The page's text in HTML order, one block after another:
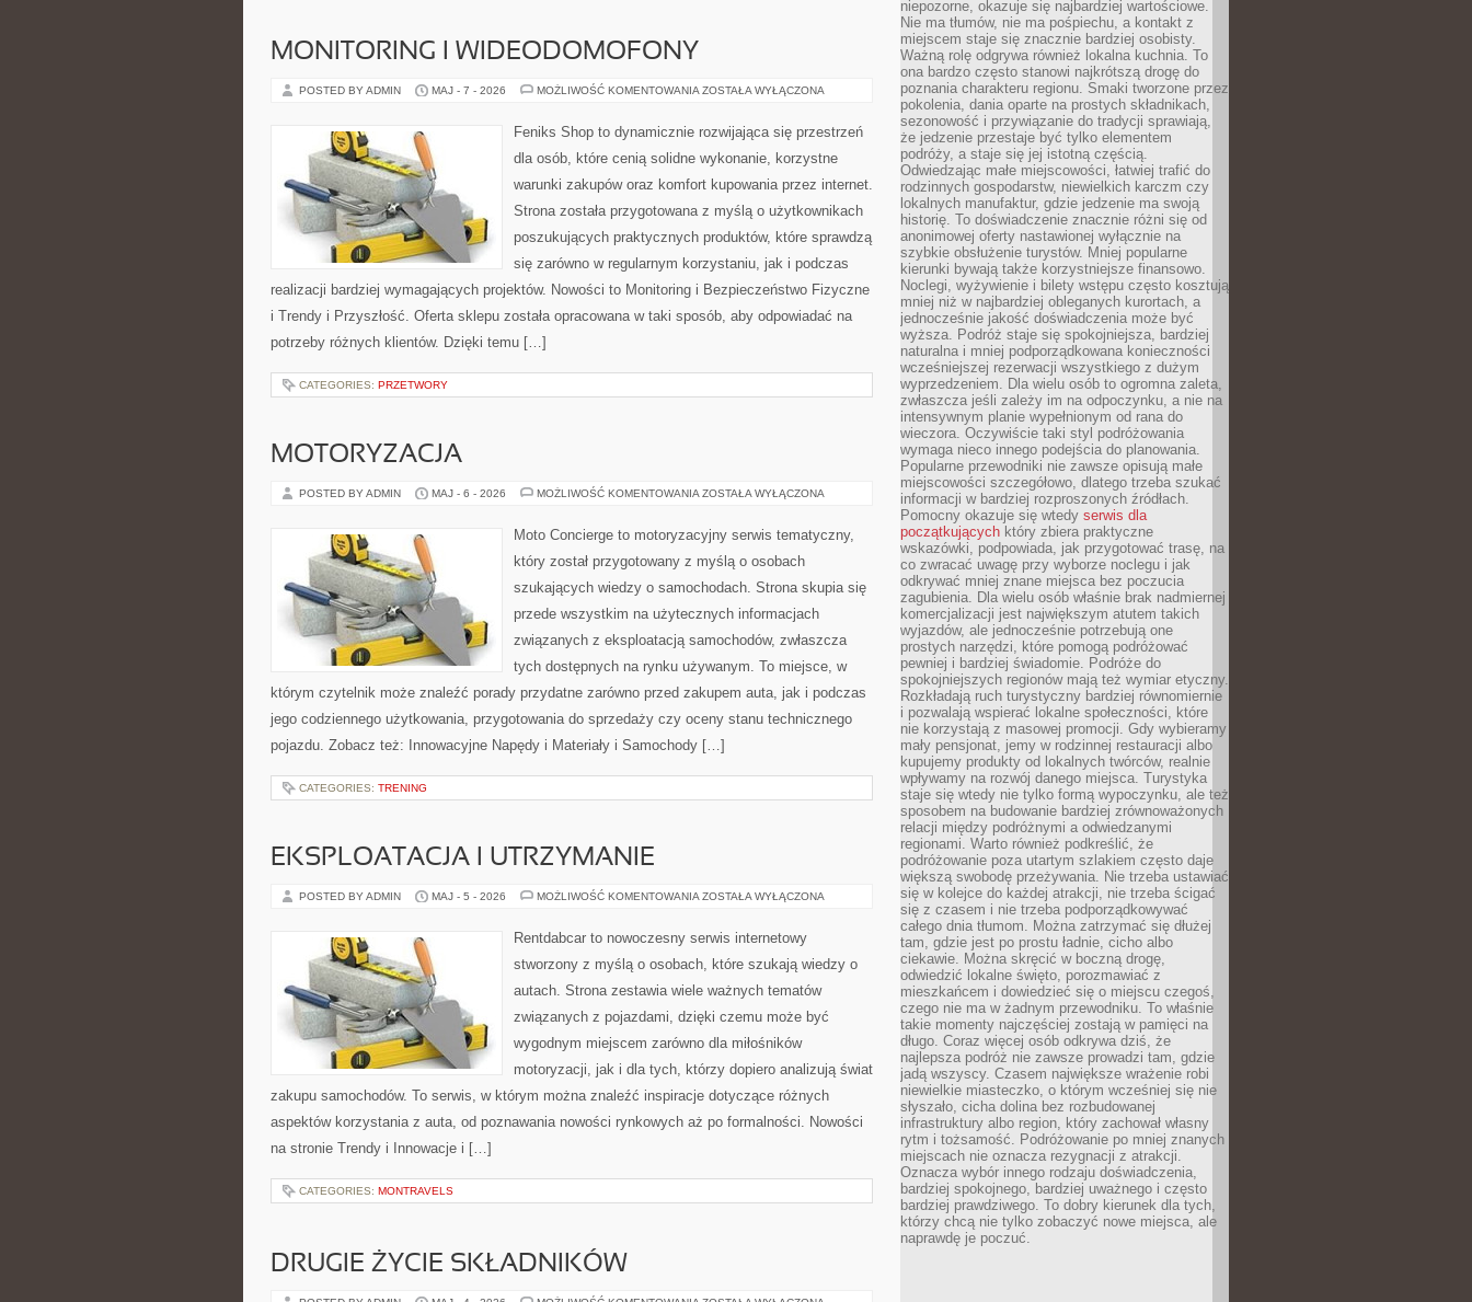
MONITORING I WIDEODOMOFONY
POSTED BY ADMIN MAJ - 7 - 2026 MOŻLIWOŚĆ KOMENTOWANIA MONITORING
ZOSTAŁA WYŁĄCZONA
Feniks Shop to dynamicznie rozwijająca się przestrzeń
dla osób, które cenią solidne wykonanie, korzystne
warunki zakupów oraz komfort kupowania przez internet.
Strona została przygotowana z myślą o użytkownikach
poszukujących praktycznych produktów, które sprawdzą
się zarówno w regularnym korzystaniu, jak i podczas
realizacji bardziej wymagających projektów. Nowości to Monitoring i Bezpieczeństwo Fizyczne
i Trendy i Przyszłość. Oferta sklepu została opracowana w taki sposób, aby odpowiadać na
potrzeby różnych klientów. Dzięki temu […]
CATEGORIES: PRZETWORY
MOTORYZACJA
POSTED BY ADMIN MAJ - 6 - 2026 MOŻLIWOŚĆ KOMENTOWANIA MOTORYZACJA
ZOSTAŁA WYŁĄCZONA
Moto Concierge to motoryzacyjny serwis tematyczny,
który został przygotowany z myślą o osobach
szukających wiedzy o samochodach. Strona skupia się
przede wszystkim na użytecznych informacjach
związanych z eksploatacją samochodów, zwłaszcza
tych dostępnych na rynku używanym. To miejsce, w
którym czytelnik może znaleźć porady przydatne zarówno przed zakupem auta, jak i podczas
jego codziennego użytkowania, przygotowania do sprzedaży czy oceny stanu technicznego
pojazdu. Zobacz też: Innowacyjne Napędy i Materiały i Samochody […]
CATEGORIES: TRENING
EKSPLOATACJA I UTRZYMANIE
POSTED BY ADMIN MAJ - 5 - 2026 MOŻLIWOŚĆ KOMENTOWANIA EKSPLOATACJA
ZOSTAŁA WYŁĄCZONA
Rentdabcar to nowoczesny serwis internetowy
stworzony z myślą o osobach, które szukają wiedzy o
autach. Strona zestawia wiele ważnych tematów
związanych z pojazdami, dzięki czemu może być
wygodnym miejscem zarówno dla miłośników
motoryzacji, jak i dla tych, którzy dopiero analizują świat
zakupu samochodów. To serwis, w którym można znaleźć inspiracje dotyczące różnych
aspektów korzystania z auta, od poznawania nowości rynkowych aż po formalności. Nowości
na stronie Trendy i Innowacje i […]
CATEGORIES: MONTRAVELS
DRUGIE ŻYCIE SKŁADNIKÓW
niepozorne, okazuje się najbardziej wartościowe.
Nie ma tłumów, nie ma pośpiechu, a kontakt z
miejscem staje się znacznie bardziej osobisty.
Ważną rolę odgrywa również lokalna kuchnia. To
ona bardzo często stanowi najkrótszą drogę do
poznania charakteru regionu. Smaki tworzone przez
pokolenia, dania oparte na prostych składnikach,
sezonowość i przywiązanie do tradycji sprawiają,
że jedzenie przestaje być tylko elementem
podróży, a staje się jej istotną częścią.
Odwiedzając małe miejscowości, łatwiej trafić do
rodzinnych gospodarstw, niewielkich karczm czy
lokalnych manufaktur, gdzie jedzenie ma swoją
historię. To doświadczenie znacznie różni się od
anonimowej oferty nastawionej wyłącznie na
szybkie obsłużenie turystów. Mniej popularne
kierunki bywają także korzystniejsze finansowo.
Noclegi, wyżywienie i bilety wstępu często kosztują
mniej niż w najbardziej obleganych kurortach, a
jednocześnie jakość doświadczenia może być
wyższa. Podróż staje się spokojniejsza, bardziej
naturalna i mniej podporządkowana konieczności
wcześniejszej rezerwacji wszystkiego z dużym
wyprzedzeniem. Dla wielu osób to ogromna zaleta,
zwłaszcza jeśli zależy im na odpoczynku, a nie na
intensywnym planie wypełnionym od rana do
wieczora. Oczywiście taki styl podróżowania
wymaga nieco innego podejścia do planowania.
Popularne przewodniki nie zawsze opisują małe
miejscowości szczegółowo, dlatego trzeba szukać
informacji w bardziej rozproszonych źródłach.
Pomocny okazuje się wtedy serwis dla
początkujących który zbiera praktyczne
wskazówki, podpowiada, jak przygotować trasę, na
co zwracać uwagę przy wyborze noclegu i jak
odkrywać mniej znane miejsca bez poczucia
zagubienia. Dla wielu osób właśnie brak nadmiernej
komercjalizacji jest największym atutem takich
wyjazdów, ale jednocześnie potrzebują one
prostych narzędzi, które pomogą podróżować
pewniej i bardziej świadomie. Podróże do
spokojniejszych regionów mają też wymiar etyczny.
Rozkładają ruch turystyczny bardziej równomiernie
i pozwalają wspierać lokalne społeczności, które
nie korzystają z masowej promocji. Gdy wybieramy
mały pensjonat, jemy w rodzinnej restauracji albo
kupujemy produkty od lokalnych twórców, realnie
wpływamy na rozwój danego miejsca. Turystyka
staje się wtedy nie tylko formą wypoczynku, ale też
sposobem na budowanie bardziej zrównoważonych
relacji między podróżnymi a odwiedzanymi
regionami. Warto również podkreślić, że
podróżowanie poza utartym szlakiem często daje
większą swobodę przeżywania. Nie trzeba ustawiać
się w kolejce do każdej atrakcji, nie trzeba ścigać
się z czasem i nie trzeba podporządkowywać
całego dnia tłumom. Można zatrzymać się dłużej
tam, gdzie jest po prostu ładnie, cicho albo
ciekawie. Można skręcić w boczną drogę,
odwiedzić lokalne święto, porozmawiać z
mieszkańcem i dowiedzieć się o miejscu czegoś,
czego nie ma w żadnym przewodniku. To właśnie
takie momenty najczęściej zostają w pamięci na
długo. Coraz więcej osób odkrywa dziś, że
najlepsza podróż nie zawsze prowadzi tam, gdzie
jadą wszyscy. Czasem największe wrażenie robi
niewielkie miasteczko, o którym wcześniej się nie
słyszało, cicha dolina bez rozbudowanej
infrastruktury albo region, który zachował własny
rytm i tożsamość. Podróżowanie po mniej znanych
miejscach nie oznacza rezygnacji z atrakcji.
Oznacza wybór innego rodzaju doświadczenia,
bardziej spokojnego, bardziej uważnego i często
bardziej prawdziwego. To dobry kierunek dla tych,
którzy chcą nie tylko zobaczyć nowe miejsca, ale
naprawdę je poczuć.